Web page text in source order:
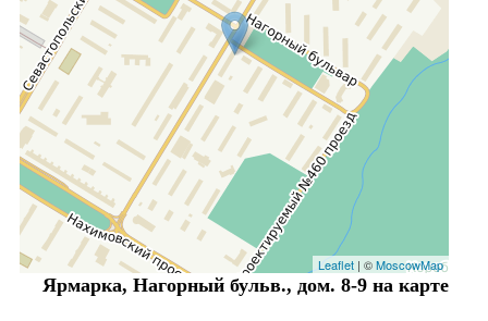
Leaflet| ©MoscowMap
Ярмарка, Нагорный бульв., дом. 8-9 на карте